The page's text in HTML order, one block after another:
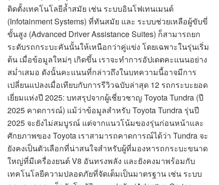
ติดตั้งเทคโนโลยีล้ำสมัย เช่น ระบบอินโฟเทนเมนต์
(Infotainment Systems) ที่ทันสมัย และ ระบบช่วยเหลือผู้ขับขี่
ขั้นสูง (Advanced Driver Assistance Suites) ก็สามารถยก
ระดับรถกระบะคันนั้นให้เหนือกว่าคู่แข่ง โดยเฉพาะในรุ่นเริ่ม
ต้น เมื่อข้อมูลใหม่ๆ เกิดขึ้น เราจะทำการอัปเดตคะแนนอย่าง
สม่ำเสมอ ดังนั้นคะแนนที่กล่าวถึงในบทความนี้อาจมีการ
เปลี่ยนแปลงเมื่อเทียบกับการรีวิวฉบับล่าสุด 12 รถกระบะยอด
เยี่ยมแห่งปี 2025: บทสรุปจากผู้เชี่ยวชาญ Toyota Tundra (ปี
2025 คาดการณ์) แม้ว่าข้อมูลสำหรับ Toyota Tundra รุ่นปี
2025 จะยังไม่สมบูรณ์ แต่จากแนวโน้มของรุ่นก่อนหน้าและ
ศักยภาพของ Toyota เราสามารถคาดการณ์ได้ว่า Tundra จะ
ยังคงเป็นตัวเลือกที่น่าสนใจสำหรับผู้ที่มองหารถกระบะขนาด
ใหญ่ที่มีเครื่องยนต์ V8 อันทรงพลัง และยังคงมาพร้อมกับ
เทคโนโลยีความปลอดภัยที่จัดเต็มเป็นมาตรฐาน เช่น ระบบ